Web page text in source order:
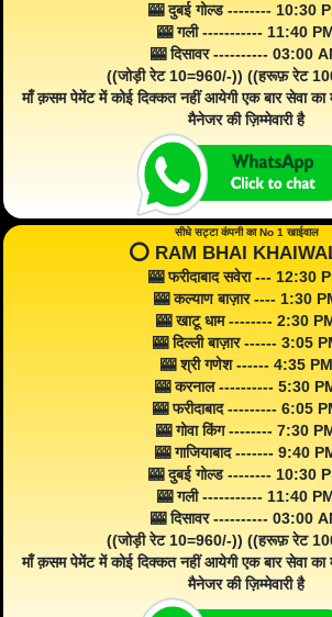
🎰 दुबई गोल्ड -------- 10:30
🎰 गली ----------- 11:40
🎰 दिसावर ---------- 03:00
((जोड़ी रेट 10=960/-)) ((हरूफ़ रेट
माँ क़सम पेमेंट में कोई दिक्कत नहीं आयेगी एक बार सेवा
मैनेजर की ज़िम्मेवारी है
सीधे सट्टा कंपनी का No 1 खाईवाल
⭕️ RAM BHAI
🎰 फरीदाबाद सवेरा --- 12:30
🎰 कल्याण बाज़ार ---- 1:30
🎰 खाटू धाम -------- 2:30
🎰 दिल्ली बाज़ार ------ 3:05
🎰 श्री गणेश ------ 4:35 PM
🎰 करनाल ---------- 5:30
🎰 फरीदाबाद --------- 6:05
🎰 गोवा किंग -------- 7:30
🎰 गाजियाबाद ------- 9:40
🎰 दुबई गोल्ड -------- 10:30
🎰 गली ----------- 11:40
🎰 दिसावर ---------- 03:00
((जोड़ी रेट 10=960/-)) ((हरूफ़ रेट
माँ क़सम पेमेंट में कोई दिक्कत नहीं आयेगी एक बार सेवा
मैनेजर की ज़िम्मेवारी है